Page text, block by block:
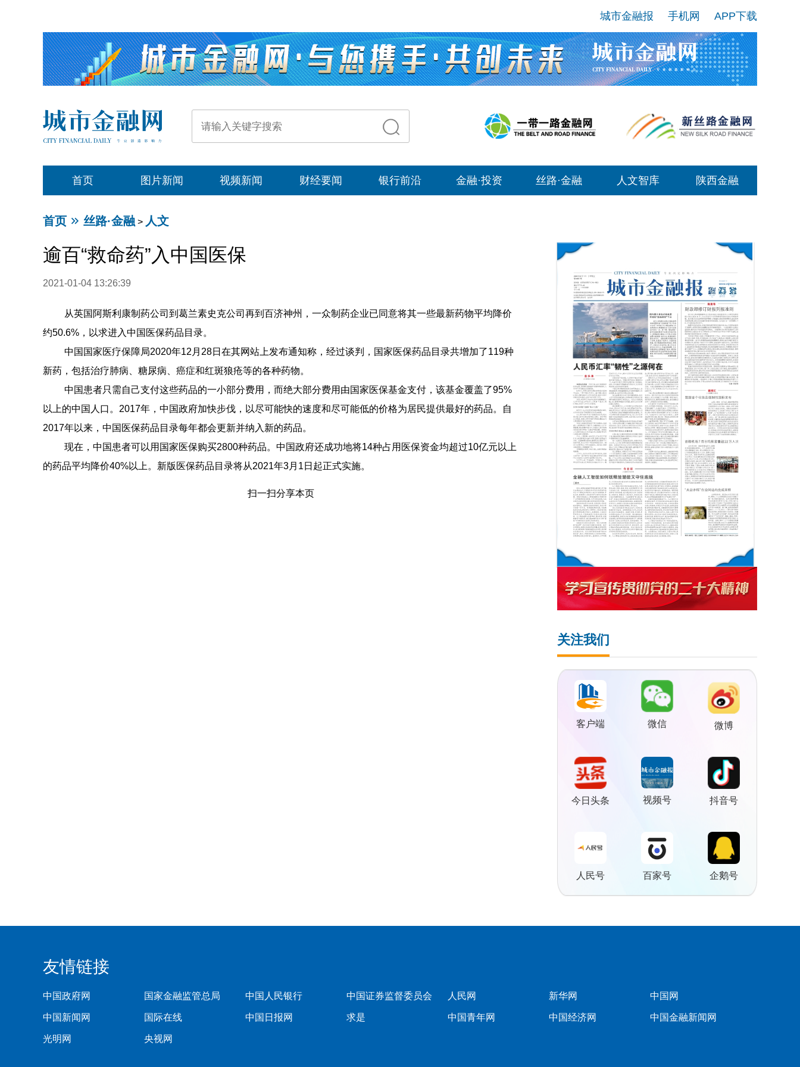
城市金融报 手机网 APP下载
首页 图片新闻 视频新闻 财经要闻 银行前沿 金融·投资 丝路·金融 人文智库 陕西金融
首页 丝路·金融 > 人文
逾百“救命药”入中国医保
2021-01-04 13:26:39
从英国阿斯利康制药公司到葛兰素史克公司再到百济神州，一众制药企业已同意将其一些最新药物平均降价
约50.6%，以求进入中国医保药品目录。
中国国家医疗保障局2020年12月28日在其网站上发布通知称，经过谈判，国家医保药品目录共增加了119种
新药，包括治疗肺病、糖尿病、癌症和红斑狼疮等的各种药物。
中国患者只需自己支付这些药品的一小部分费用，而绝大部分费用由国家医保基金支付，该基金覆盖了95%
以上的中国人口。2017年，中国政府加快步伐，以尽可能快的速度和尽可能低的价格为居民提供最好的药品。自
2017年以来，中国医保药品目录每年都会更新并纳入新的药品。
现在，中国患者可以用国家医保购买2800种药品。中国政府还成功地将14种占用医保资金均超过10亿元以上
的药品平均降价40%以上。新版医保药品目录将从2021年3月1日起正式实施。
扫一扫分享本页
关注我们
客户端 微信 微博
今日头条 视频号 抖音号
人民号 百家号 企鹅号
友情链接
中国政府网 国家金融监管总局 中国人民银行 中国证券监督委员会 人民网 新华网 中国网
中国新闻网 国际在线 中国日报网 求是 中国青年网 中国经济网 中国金融新闻网
光明网 央视网